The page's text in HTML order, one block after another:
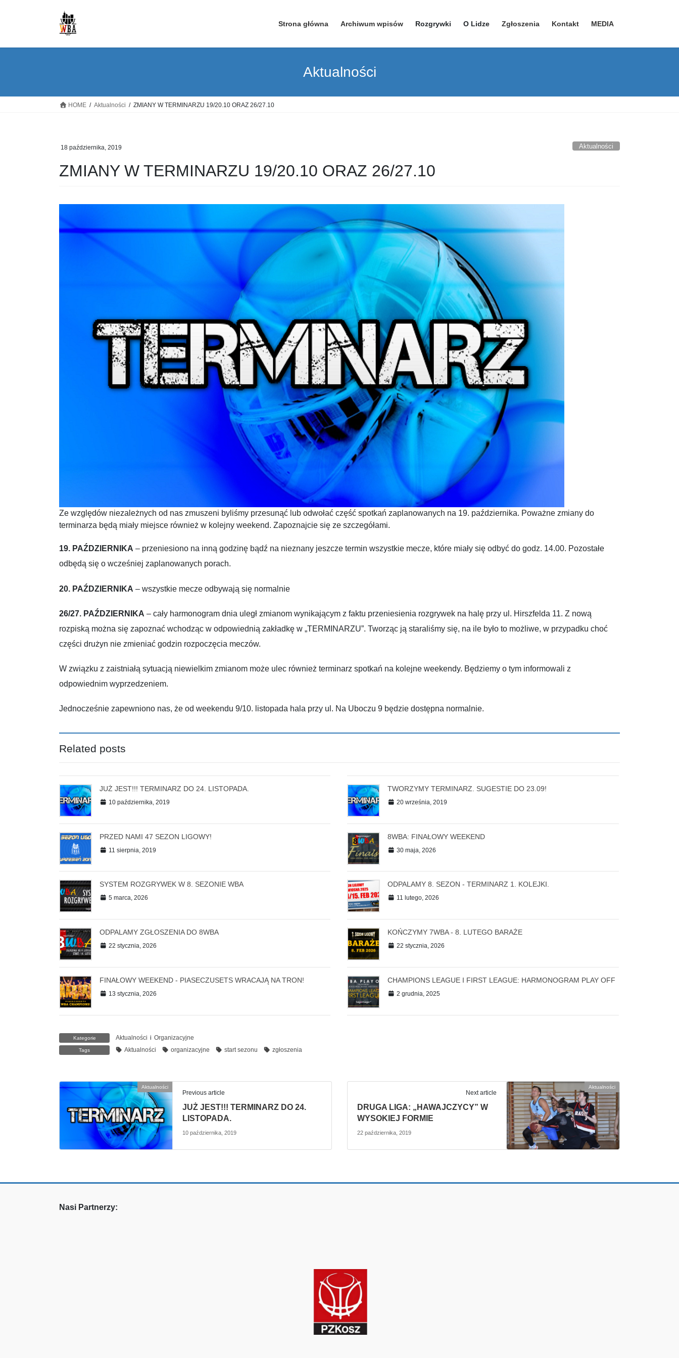
Strona główna Archiwum wpisów Rozgrywki O Lidze Zgłoszenia Kontakt MEDIA
YouTube – kanał 1
Aktualności
HOME Aktualności ZMIANY W TERMINARZU 19/20.10 ORAZ 26/27.10
18 października, 2019 Aktualności
ZMIANY W TERMINARZU 19/20.10 ORAZ 26/27.10
Ze względów niezależnych od nas zmuszeni byliśmy przesunąć lub odwołać część spotkań zaplanowanych na 19. października. Poważne zmiany do
terminarza będą miały miejsce również w kolejny weekend. Zapoznajcie się ze szczegółami.
19. PAŹDZIERNIKA – przeniesiono na inną godzinę bądź na nieznany jeszcze termin wszystkie mecze, które miały się odbyć do godz. 14.00. Pozostałe
odbędą się o wcześniej zaplanowanych porach.
20. PAŹDZIERNIKA – wszystkie mecze odbywają się normalnie
26/27. PAŹDZIERNIKA – cały harmonogram dnia uległ zmianom wynikającym z faktu przeniesienia rozgrywek na halę przy ul. Hirszfelda 11. Z nową
rozpiską można się zapoznać wchodząc w odpowiednią zakładkę w „TERMINARZU”. Tworząc ją staraliśmy się, na ile było to możliwe, w przypadku choć
części drużyn nie zmieniać godzin rozpoczęcia meczów.
W związku z zaistniałą sytuacją niewielkim zmianom może ulec również terminarz spotkań na kolejne weekendy. Będziemy o tym informowali z
odpowiednim wyprzedzeniem.
Jednocześnie zapewniono nas, że od weekendu 9/10. listopada hala przy ul. Na Uboczu 9 będzie dostępna normalnie.
Related posts
JUŻ JEST!!! TERMINARZ DO 24. LISTOPADA.
10 października, 2019
TWORZYMY TERMINARZ. SUGESTIE DO 23.09!
20 września, 2019
PRZED NAMI 47 SEZON LIGOWY!
11 sierpnia, 2019
8WBA: FINAŁOWY WEEKEND
30 maja, 2026
SYSTEM ROZGRYWEK W 8. SEZONIE WBA
5 marca, 2026
ODPALAMY 8. SEZON - TERMINARZ 1. KOLEJKI.
11 lutego, 2026
ODPALAMY ZGŁOSZENIA DO 8WBA
22 stycznia, 2026
KOŃCZYMY 7WBA - 8. LUTEGO BARAŻE
22 stycznia, 2026
FINAŁOWY WEEKEND - PIASECZUSETS WRACAJĄ NA TRON!
13 stycznia, 2026
CHAMPIONS LEAGUE I FIRST LEAGUE: HARMONOGRAM PLAY OFF
2 grudnia, 2025
Kategorie Aktualności i Organizacyjne
Tags Aktualności organizacyjne start sezonu zgłoszenia
Aktualności
Previous article
JUŻ JEST!!! TERMINARZ DO 24.
LISTOPADA.
10 października, 2019
Aktualności
Next article
DRUGA LIGA: „HAWAJCZYCY” W
WYSOKIEJ FORMIE
22 października, 2019
Nasi Partnerzy: